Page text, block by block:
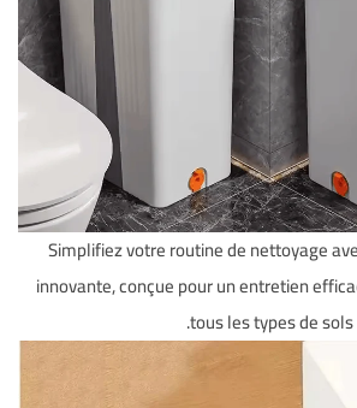
Simplifiez votre routine de nettoyage
innovante, conçue pour un entretien
tous les types de sols.